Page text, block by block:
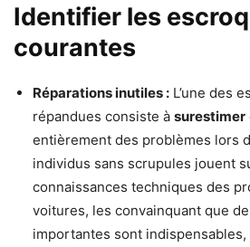
Identifier les
courantes
Réparations inutiles : L’une des
répandues consiste à surestimer
entièrement des problèmes lors
individus sans scrupules jouent
connaissances techniques des
voitures, les convainquant que
importantes sont indispensables,